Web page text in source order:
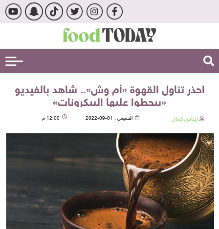
احذر تناول القهوة «أم وش».. شاهد بالفيديو
«بيحطوا عليها البيكرونات»
إيناس كمال الخميس , 01-09-2022 12:00 م